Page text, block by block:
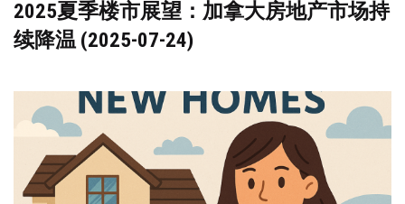
2025夏季楼市展望：加拿大房地产市场持
续降温 (2025-07-24)